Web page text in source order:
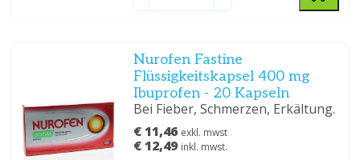
Nurofen Fastine
Flüssigkeitskapsel 400 mg
Ibuprofen - 20 Kapseln
Bei Fieber, Schmerzen, Erkältung.
€ 11,46 exkl. mwst
€ 12,49 inkl. mwst.